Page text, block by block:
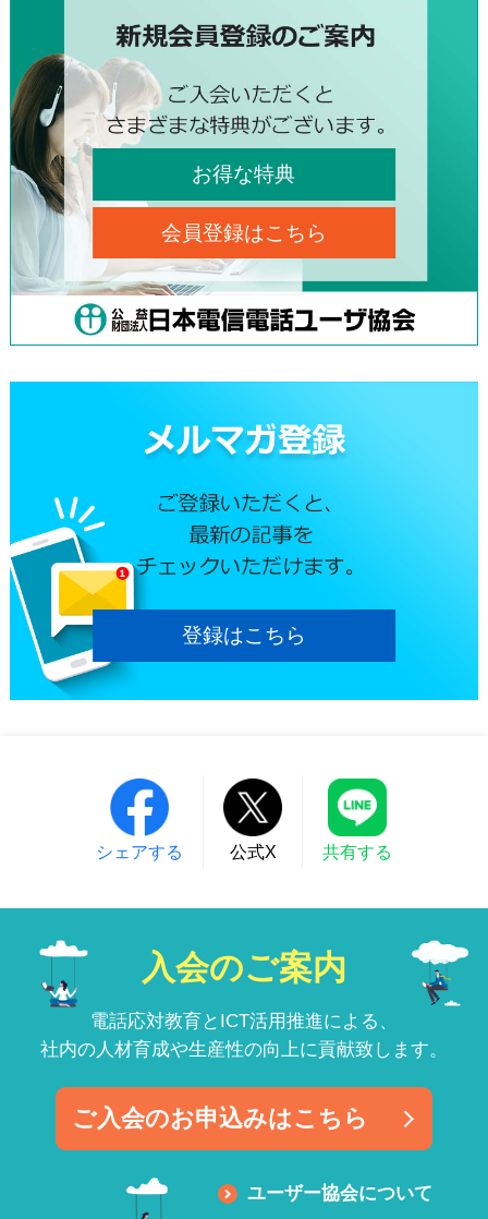
お得な特典
会員登録はこちら
登録はこちら
シェアする 公式X 共有する
入会のご案内
電話応対教育とICT活用推進による、
社内の人材育成や生産性の向上に貢献致します。
ご入会のお申込みはこちら
ユーザー協会について